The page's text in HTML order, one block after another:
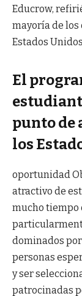
Educrow,
mayoría de
Estados
El
punto de
los
oportunidad
atractivo de
mucho tiempo
dominados
personas
y ser
patrocinadas